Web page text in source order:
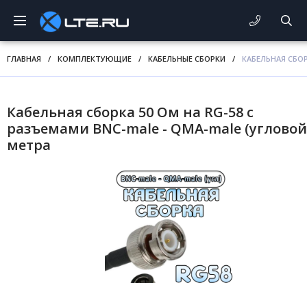
ГЛАВНАЯ / КОМПЛЕКТУЮЩИЕ / КАБЕЛЬНЫЕ СБОРКИ / КАБЕЛЬНАЯ
Кабельная сборка 50 Ом на RG-58 с
разъемами BNC-male - QMA-male
метра